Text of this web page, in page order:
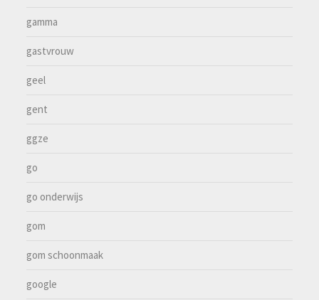
gamma
gastvrouw
geel
gent
ggze
go
go onderwijs
gom
gom schoonmaak
google